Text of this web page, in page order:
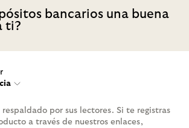
bancarios una buena
ti?
respaldado por sus lectores. Si te registras
a través de nuestros enlaces,